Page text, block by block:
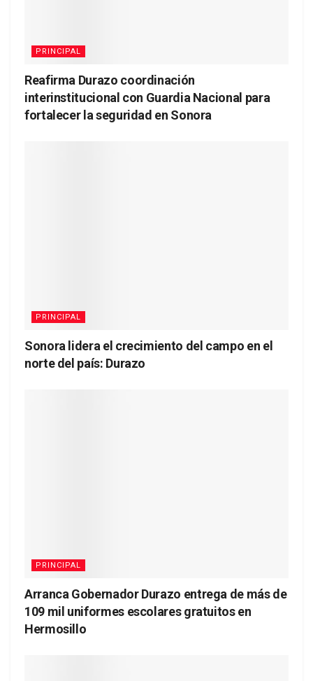
PRINCIPAL
Reafirma Durazo coordinación
interinstitucional con Guardia Nacional para
fortalecer la seguridad en Sonora
PRINCIPAL
Sonora lidera el crecimiento del campo en el
norte del país: Durazo
PRINCIPAL
Arranca Gobernador Durazo entrega de más de
109 mil uniformes escolares gratuitos en
Hermosillo